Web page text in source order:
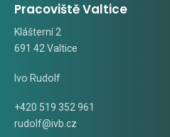
Pracoviště Valtice
Klášterní 2
691 42 Valtice
Ivo Rudolf
+420 519 352 961
rudolf@ivb.cz